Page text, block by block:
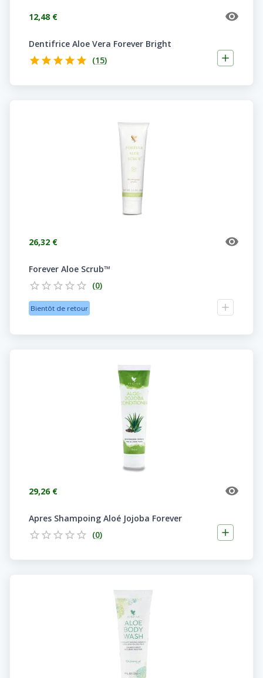
12,48 €
Dentifrice Aloe Vera Forever Bright
(15)
26,32 €
Forever Aloe Scrub™
(0)
Bientôt de retour
29,26 €
Apres Shampoing Aloé Jojoba Forever
(0)